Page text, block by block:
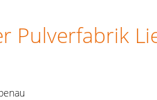
Pulverfabrik